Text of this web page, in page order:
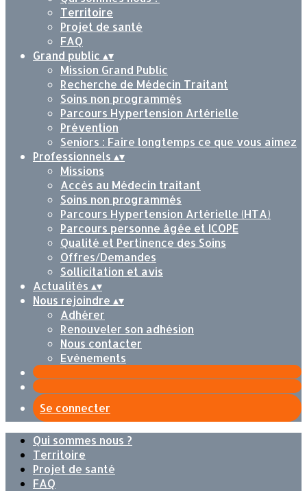
Territoire
Projet de santé
FAQ
Grand public ▴▾
Mission Grand Public
Recherche de Médecin Traitant
Soins non programmés
Parcours Hypertension Artérielle
Prévention
Seniors : Faire longtemps ce que vous aimez
Professionnels ▴▾
Missions
Accès au Médecin traitant
Soins non programmés
Parcours Hypertension Artérielle (HTA)
Parcours personne âgée et ICOPE
Qualité et Pertinence des Soins
Offres/Demandes
Sollicitation et avis
Actualités ▴▾
Nous rejoindre ▴▾
Adhérer
Renouveler son adhésion
Nous contacter
Evènements
Se connecter
Qui sommes nous ?
Territoire
Projet de santé
FAQ